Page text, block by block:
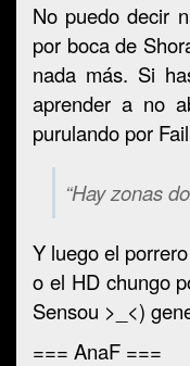
No puedo decir
por boca de
nada más. Si
aprender a no
purulando por
“Hay zonas
Y luego el
o el HD chungo
Sensou >_<)
=== AnaF ===